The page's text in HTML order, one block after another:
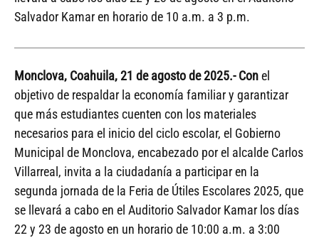
Salvador Kamar en horario de 10 a.m. a 3 p.m.
Monclova, Coahuila, 21 de agosto de 2025.- Conel
objetivo de respaldar la economía familiar y garantizar
que más estudiantes cuenten con los materiales
necesarios para el inicio del ciclo escolar, el Gobierno
Municipal de Monclova, encabezado por el alcalde Carlos
Villarreal, invita a la ciudadanía a participar en la
segunda jornada de la Feria de Útiles Escolares 2025, que
se llevará a cabo en el Auditorio Salvador Kamar los días
22 y 23 de agosto en un horario de 10:00 a.m. a 3:00